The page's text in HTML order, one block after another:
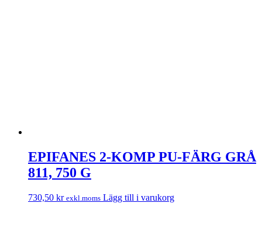
EPIFANES 2-KOMP PU-FÄRG GRÅ
811, 750 G
730,50 kr exkl.moms Lägg till i varukorg